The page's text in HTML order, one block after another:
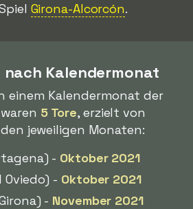
Girona-Alcorcón.
Kalendermonat
einem Kalendermonat der
5 Tore, erzielt von
jeweiligen Monaten:
- Oktober 2021
Oviedo) - Oktober 2021
- November 2021